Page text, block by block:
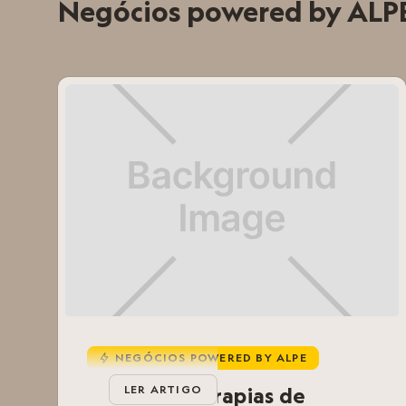
Negócios powered by
u NEGÓCIOS POWERED BY ALPE
Mali Sha | Terapias de
LER ARTIGO